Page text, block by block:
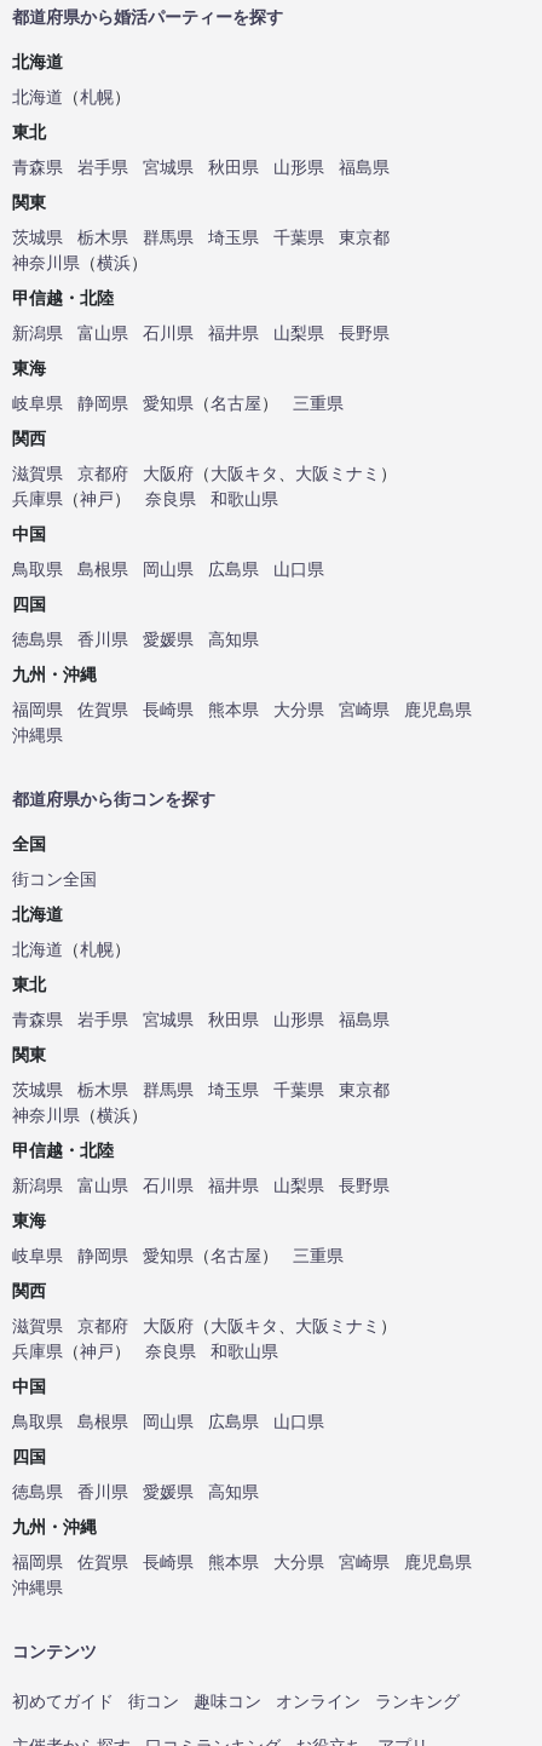
都道府県から婚活パーティーを探す
北海道
北海道 （札幌）
東北
青森県
岩手県 宮城県 秋田県 山形県
福島県
関東
茨城県
栃木県 群馬県 埼玉県 千葉県
東京都
神奈川県 （横浜）
甲信越・北陸
新潟県
富山県 石川県 福井県 山梨県
長野県
東海
岐阜県
静岡県 愛知県 （名古屋）
三重県
関西
滋賀県
京都府 大阪府 （大阪キタ 大阪ミナミ ）
兵庫県 （神戸） 奈良県
和歌山県
中国
鳥取県
島根県 岡山県 広島県
山口県
四国
徳島県
香川県 愛媛県
高知県
九州・沖縄
福岡県
佐賀県 長崎県 熊本県 大分県 宮崎県
鹿児島県
沖縄県
都道府県から街コンを探す
全国
街コン全国
北海道
北海道 （札幌）
東北
青森県
岩手県 宮城県 秋田県 山形県
福島県
関東
茨城県
栃木県 群馬県 埼玉県 千葉県
東京都
神奈川県 （横浜）
甲信越・北陸
新潟県
富山県 石川県 福井県 山梨県
長野県
東海
岐阜県
静岡県 愛知県 （名古屋）
三重県
関西
滋賀県
京都府 大阪府 （大阪キタ 大阪ミナミ ）
兵庫県 （神戸） 奈良県
和歌山県
中国
鳥取県
島根県 岡山県 広島県
山口県
四国
徳島県
香川県 愛媛県
高知県
九州・沖縄
福岡県
佐賀県 長崎県 熊本県 大分県 宮崎県
鹿児島県
沖縄県
コンテンツ
初めてガイド 街コン 趣味コン オンライン ランキング